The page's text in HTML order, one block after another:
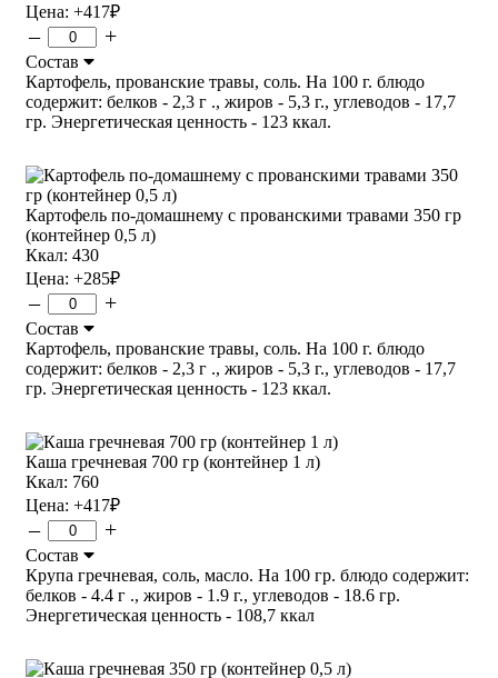
Цена: +417₽
– +
Состав
Картофель, прованские травы, соль. На 100 г. блюдо
содержит: белков - 2,3 г ., жиров - 5,3 г., углеводов - 17,7
гр. Энергетическая ценность - 123 ккал.
Картофель по-домашнему с прованскими травами 350 гр
(контейнер 0,5 л)
Ккал: 430
Цена: +285₽
– +
Состав
Картофель, прованские травы, соль. На 100 г. блюдо
содержит: белков - 2,3 г ., жиров - 5,3 г., углеводов - 17,7
гр. Энергетическая ценность - 123 ккал.
Каша гречневая 700 гр (контейнер 1 л)
Ккал: 760
Цена: +417₽
– +
Состав
Крупа гречневая, соль, масло. На 100 гр. блюдо содержит:
белков - 4.4 г ., жиров - 1.9 г., углеводов - 18.6 гр.
Энергетическая ценность - 108,7 ккал